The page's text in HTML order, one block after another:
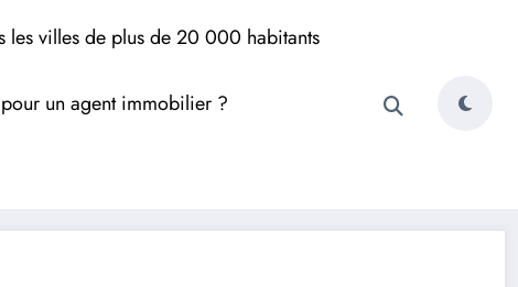
les villes de plus de 20 000 habitants
un agent immobilier ?